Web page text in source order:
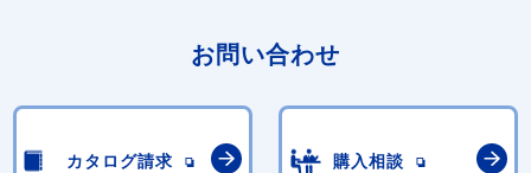
お問い合わせ
カタログ請求 購入相談